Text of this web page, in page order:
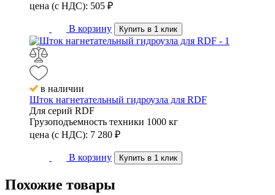
цена (с НДС): 505 ₽
В корзину Купить в 1 клик
в наличии
Шток нагнетательный гидроузла для RDF
Для серий RDF
Грузоподъемность техники 1000 кг
цена (с НДС): 7 280 ₽
В корзину Купить в 1 клик
Похожие товары